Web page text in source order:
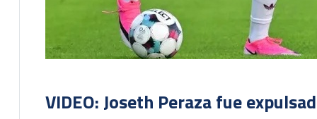
VIDEO: Joseth Peraza fue